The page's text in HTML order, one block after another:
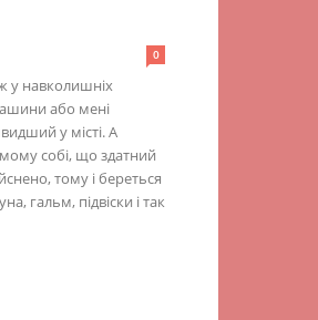
0
у навколишніх
або мені
у місті. А
собі, що здатний
тому і береться
гальм, підвіски і так